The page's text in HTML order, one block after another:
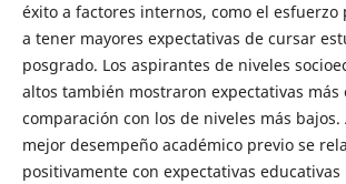
éxito a factores internos, como el
a tener mayores expectativas de cursar
posgrado. Los aspirantes de niveles
altos también mostraron expectativas más
comparación con los de niveles más bajos.
mejor desempeño académico previo se
positivamente con expectativas educativas